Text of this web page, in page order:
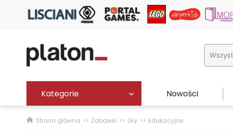
Kategorie Nowości
Strona główna Zabawki Gry Edukacyjne